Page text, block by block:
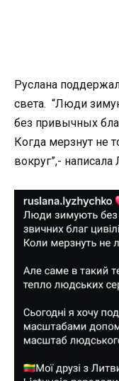
Руслана
света. “Люди
без привычных
Когда мерзнут не
вокруг”,-